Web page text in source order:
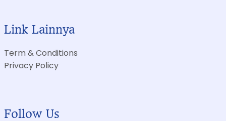
Link Lainnya
Term & Conditions
Privacy Policy
Follow Us